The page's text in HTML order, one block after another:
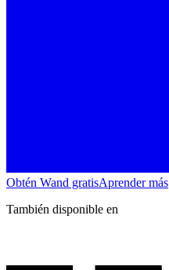
Obtén Wand gratisAprender más
También disponible en